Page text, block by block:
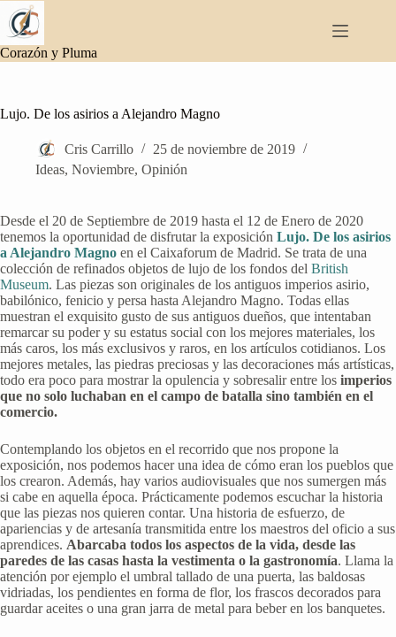
Saltar
contenido
Corazón y Pluma
Lujo. De los asirios a Alejandro Magno
Cris Carrillo
25 de noviembre de 2019
Ideas, Noviembre, Opinión
Desde el 20 de Septiembre de 2019 hasta el 12 de Enero de 2020
tenemos la oportunidad de disfrutar la exposición Lujo. De los asirios
a Alejandro Magno en el Caixaforum de Madrid. Se trata de una
colección de refinados objetos de lujo de los fondos del British
Museum. Las piezas son originales de los antiguos imperios asirio,
babilónico, fenicio y persa hasta Alejandro Magno. Todas ellas
muestran el exquisito gusto de sus antiguos dueños, que intentaban
remarcar su poder y su estatus social con los mejores materiales, los
más caros, los más exclusivos y raros, en los artículos cotidianos. Los
mejores metales, las piedras preciosas y las decoraciones más artísticas,
todo era poco para mostrar la opulencia y sobresalir entre los imperios
que no solo luchaban en el campo de batalla sino también en el
comercio.
Contemplando los objetos en el recorrido que nos propone la
exposición, nos podemos hacer una idea de cómo eran los pueblos que
los crearon. Además, hay varios audiovisuales que nos sumergen más
si cabe en aquella época. Prácticamente podemos escuchar la historia
que las piezas nos quieren contar. Una historia de esfuerzo, de
apariencias y de artesanía transmitida entre los maestros del oficio a sus
aprendices. Abarcaba todos los aspectos de la vida, desde las
paredes de las casas hasta la vestimenta o la gastronomía. Llama la
atención por ejemplo el umbral tallado de una puerta, las baldosas
vidriadas, los pendientes en forma de flor, los frascos decorados para
guardar aceites o una gran jarra de metal para beber en los banquetes.